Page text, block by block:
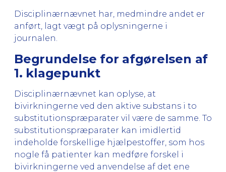
Disciplinærnævnet har, medmindre andet er
anført, lagt vægt på oplysningerne i
journalen.
Begrundelse for afgørelsen af
1. klagepunkt
Disciplinærnævnet kan oplyse, at
bivirkningerne ved den aktive substans i to
substitutionspræparater vil være de samme. To
substitutionspræparater kan imidlertid
indeholde forskellige hjælpestoffer, som hos
nogle få patienter kan medføre forskel i
bivirkningerne ved anvendelse af det ene